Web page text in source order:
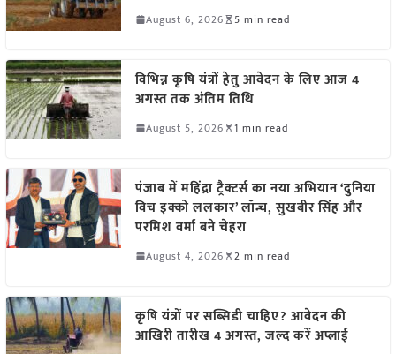
August 6, 2026 5 min read
विभिन्न कृषि यंत्रों हेतु आवेदन के लिए आज 4
अगस्त तक अंतिम तिथि
August 5, 2026 1 min read
पंजाब में महिंद्रा ट्रैक्टर्स का नया अभियान ‘दुनिया
विच इक्को ललकार’ लॉन्च, सुखबीर सिंह और
परमिश वर्मा बने चेहरा
August 4, 2026 2 min read
कृषि यंत्रों पर सब्सिडी चाहिए? आवेदन की
आखिरी तारीख 4 अगस्त, जल्द करें अप्लाई